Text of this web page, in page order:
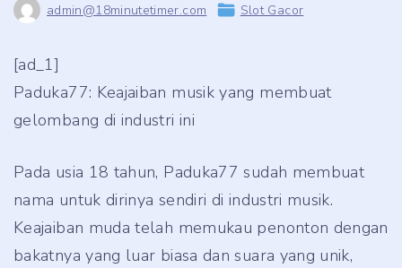
admin@18minutetimer.com Slot Gacor
[ad_1]
Paduka77: Keajaiban musik yang membuat
gelombang di industri ini
Pada usia 18 tahun, Paduka77 sudah membuat
nama untuk dirinya sendiri di industri musik.
Keajaiban muda telah memukau penonton dengan
bakatnya yang luar biasa dan suara yang unik,